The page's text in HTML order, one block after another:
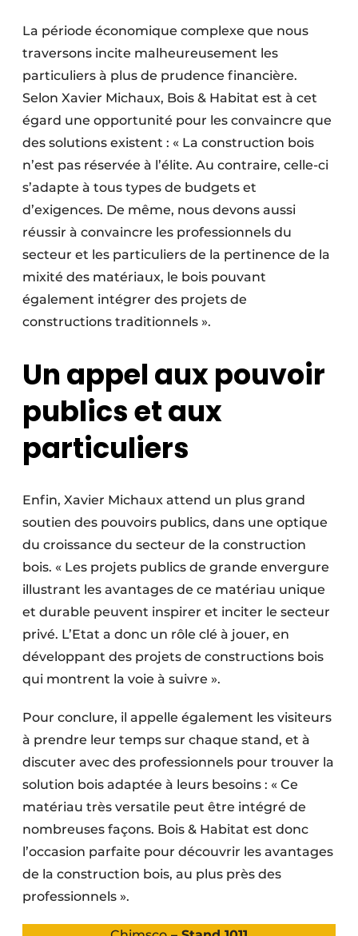
La période économique complexe que nous
traversons incite malheureusement les
particuliers à plus de prudence financière.
Selon Xavier Michaux, Bois & Habitat est à cet
égard une opportunité pour les convaincre que
des solutions existent : « La construction bois
n’est pas réservée à l’élite. Au contraire, celle-ci
s’adapte à tous types de budgets et
d’exigences. De même, nous devons aussi
réussir à convaincre les professionnels du
secteur et les particuliers de la pertinence de la
mixité des matériaux, le bois pouvant
également intégrer des projets de
constructions traditionnels ».
Un appel aux pouvoir
publics et aux
particuliers
Enfin, Xavier Michaux attend un plus grand
soutien des pouvoirs publics, dans une optique
du croissance du secteur de la construction
bois. « Les projets publics de grande envergure
illustrant les avantages de ce matériau unique
et durable peuvent inspirer et inciter le secteur
privé. L’Etat a donc un rôle clé à jouer, en
développant des projets de constructions bois
qui montrent la voie à suivre ».
Pour conclure, il appelle également les visiteurs
à prendre leur temps sur chaque stand, et à
discuter avec des professionnels pour trouver la
solution bois adaptée à leurs besoins : « Ce
matériau très versatile peut être intégré de
nombreuses façons. Bois & Habitat est donc
l’occasion parfaite pour découvrir les avantages
de la construction bois, au plus près des
professionnels ».